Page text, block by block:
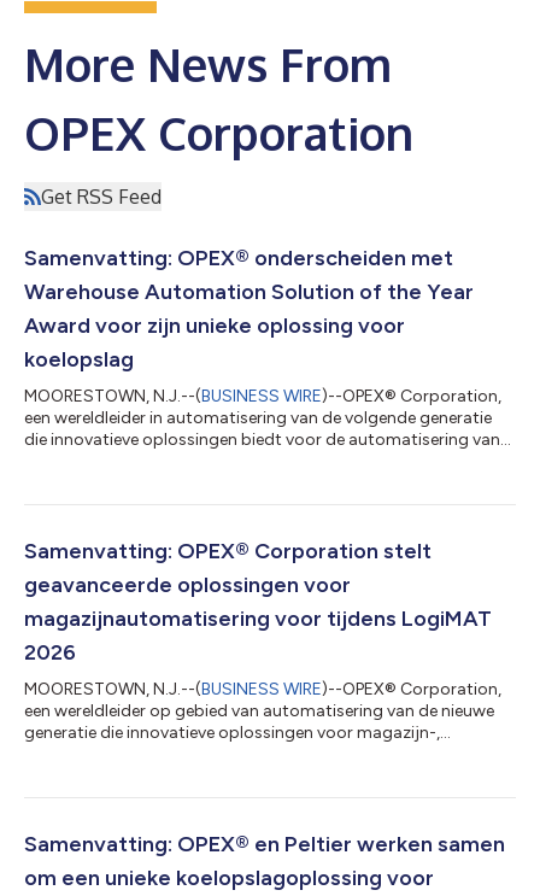
More News From
OPEX Corporation
Get RSS Feed
Samenvatting: OPEX® onderscheiden met
Warehouse Automation Solution of the Year
Award voor zijn unieke oplossing voor
koelopslag
MOORESTOWN, N.J.--(BUSINESS WIRE)--OPEX® Corporation,
een wereldleider in automatisering van de volgende generatie
die innovatieve oplossingen biedt voor de automatisering van
Solution of the Year Award. OPEX verdiende deze erkenning
koelopslag met meerdere temperatuurzones voor
geautomatiseerde magazijnorderverwerkingssysteme...
Samenvatting: OPEX® Corporation stelt
geavanceerde oplossingen voor
magazijnautomatisering voor tijdens LogiMAT
2026
MOORESTOWN, N.J.--(BUSINESS WIRE)--OPEX® Corporation,
een wereldleider op gebied van automatisering van de nieuwe
generatie die innovatieve oplossingen voor magazijn-,
LogiMAT 2026. LogiMAT, de grootste handelsbeurs ter wereld
van 24 tot en met 26 maart in de Messe Stuttgart in Duitsland.
“Ons team kijkt reikhalzend...
Samenvatting: OPEX® en Peltier werken samen
om een unieke koelopslagoplossing voor